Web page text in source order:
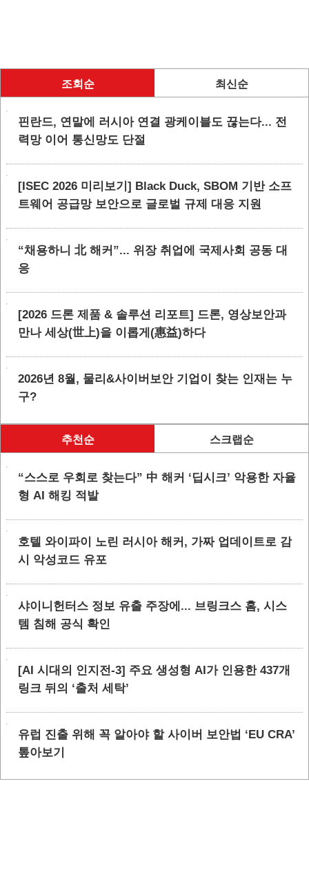
조회순 최신순
핀란드, 연말에 러시아 연결 광케이블도 끊는다... 전
력망 이어 통신망도 단절
[ISEC 2026 미리보기] Black Duck, SBOM 기반 소프
트웨어 공급망 보안으로 글로벌 규제 대응 지원
“채용하니 北 해커”... 위장 취업에 국제사회 공동 대
응
[2026 드론 제품 & 솔루션 리포트] 드론, 영상보안과
만나 세상(世上)을 이롭게(惠益)하다
2026년 8월, 물리&사이버보안 기업이 찾는 인재는 누
구?
추천순 스크랩순
“스스로 우회로 찾는다” 中 해커 ‘딥시크’ 악용한 자율
형 AI 해킹 적발
호텔 와이파이 노린 러시아 해커, 가짜 업데이트로 감
시 악성코드 유포
샤이니헌터스 정보 유출 주장에... 브링크스 홈, 시스
템 침해 공식 확인
[AI 시대의 인지전-3] 주요 생성형 AI가 인용한 437개
링크 뒤의 ‘출처 세탁’
유럽 진출 위해 꼭 알아야 할 사이버 보안법 ‘EU CRA’
톺아보기